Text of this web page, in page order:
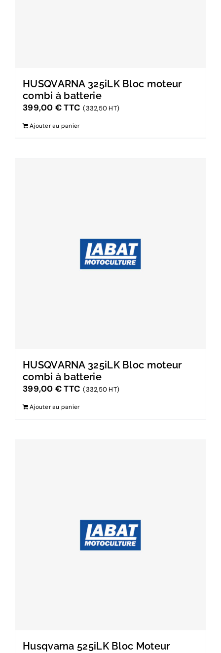
HUSQVARNA 325iLK Bloc moteur
combi à batterie
399,00 €TTC (332,50 HT)
Ajouter au panier
HUSQVARNA 325iLK Bloc moteur
combi à batterie
399,00 €TTC (332,50 HT)
Ajouter au panier
Husqvarna 525iLK Bloc Moteur